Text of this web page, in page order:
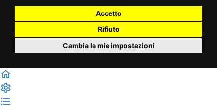
Accetto
Rifiuto
Cambia le mie impostazioni